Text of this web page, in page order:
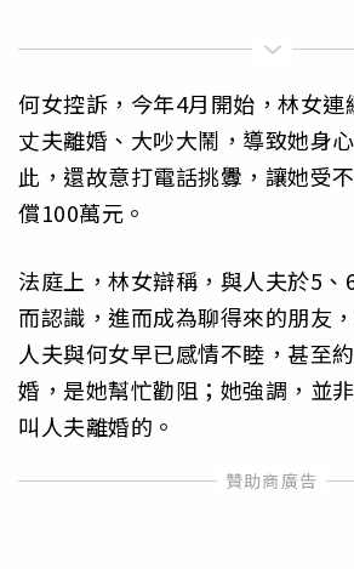
何女控訴，今年4月開始，林女連
丈夫離婚、大吵大鬧，導致她身
此，還故意打電話挑釁，讓她受
償100萬元。
法庭上，林女辯稱，與人夫於5、
而認識，進而成為聊得來的朋友
人夫與何女早已感情不睦，甚至
婚，是她幫忙勸阻；她強調，並
叫人夫離婚的。